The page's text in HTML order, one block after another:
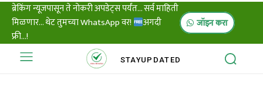
ब्रेकिंग न्यूजपासून ते नोकरी अपडेट्स पर्यंत... सर्व माहिती
मिळणार... थेट तुमच्या WhatsApp वर!
अगदी
फ्री...!
जॉइन करा
STAYUPDATED